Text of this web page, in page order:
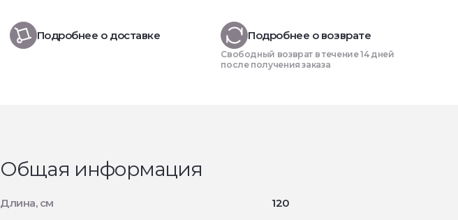
Подробнее о доставке Подробнее о возврате
Свободный возврат в течение 14 дней
после получения заказа
Общая информация
Длина, см 120